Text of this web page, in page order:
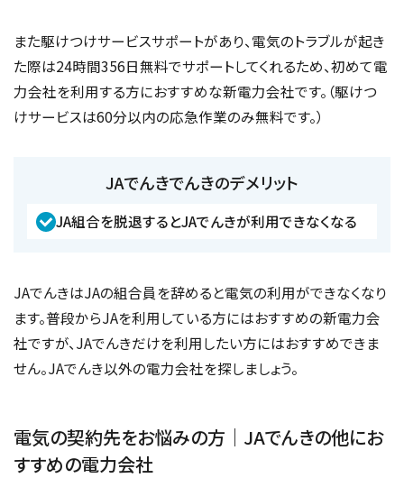
また駆けつけサービスサポートがあり、電気のトラブルが起き
た際は24時間356日無料でサポートしてくれるため、初めて電
力会社を利用する方におすすめな新電力会社です。（駆けつ
けサービスは60分以内の応急作業のみ無料です。）
JAでんきでんきのデメリット
JA組合を脱退するとJAでんきが利用できなくなる
JAでんきはJAの組合員を辞めると電気の利用ができなくなり
ます。普段からJAを利用している方にはおすすめの新電力会
社ですが、JAでんきだけを利用したい方にはおすすめできま
せん。JAでんき以外の電力会社を探しましょう。
電気の契約先をお悩みの方｜JAでんきの他にお
すすめの電力会社